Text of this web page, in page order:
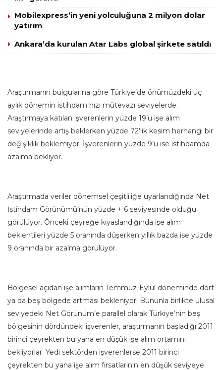
Mobilexpress’in yeni yolculuğuna 2 milyon dolar
yatırım
Ankara’da kurulan Atar Labs global şirkete satıldı
Araştırmanın bulgularına göre Türkiye’de önümüzdeki üç
aylık dönemin istihdam hızı mütevazı seviyelerde.
Araştırmaya katılan işverenlerin yüzde 19’u işe alım
seviyelerinde artış beklerken yüzde 72’lik kesim herhangi bir
değişiklik beklemiyor. İşverenlerin yüzde 9’u ise istihdamda
azalma bekliyor.
Araştırmada veriler dönemsel çeşitliliğe uyarlandığında Net
İstihdam Görünümü’nün yüzde + 6 seviyesinde olduğu
görülüyor. Önceki çeyreğe kıyaslandığında işe alım
beklentileri yüzde 5 oranında düşerken yıllık bazda ise yüzde
9 oranında bir azalma görülüyor.
Bölgesel açıdan işe alımların Temmuz-Eylül döneminde dört
ya da beş bölgede artması bekleniyor. Bununla birlikte ulusal
seviyedeki Net Görünüm’e parallel olarak Türkiye’nin beş
bölgesinin dördündeki işverenler, araştırmanın başladığı 2011
birinci çeyrekten bu yana en düşük işe alım ortamını
bekliyorlar. Yedi sektörden işverenlerse 2011 birinci
çeyrekten bu yana işe alım fırsatlarının en düşük seviyeye